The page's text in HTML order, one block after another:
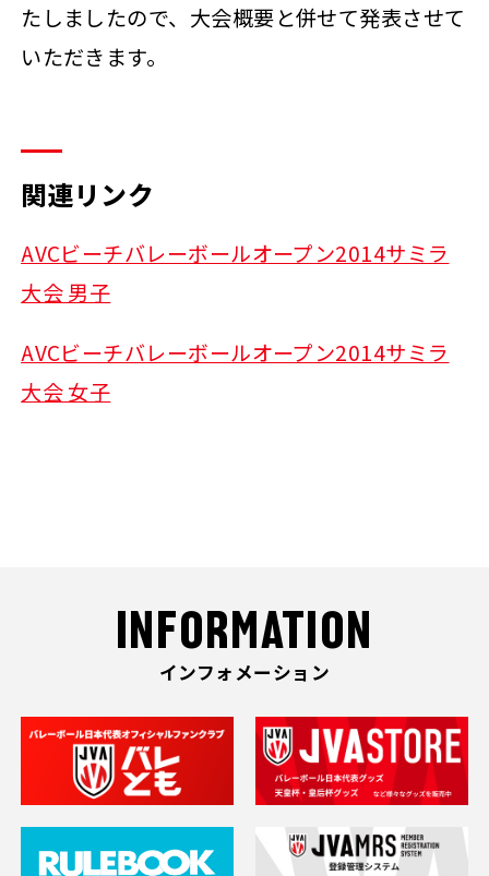
たしましたので、大会概要と併せて発表させて
いただきます。
関連リンク
AVCビーチバレーボールオープン2014サミラ
大会 男子
AVCビーチバレーボールオープン2014サミラ
大会 女子
INFORMATION
インフォメーション